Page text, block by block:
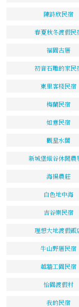
陳詩欣民宿
春夏秋冬渡假民
福園古厝
初音石雕的家民
東里客棧民宿
梅蘭民宿
如意民宿
觀星水閣
新城堡縱谷休閒農
海揚農莊
白色地中海
吉谷樂民宿
理想大地渡假飯
牛山野厝民宿
越牆工園民宿
怡園渡假村
我的民宿